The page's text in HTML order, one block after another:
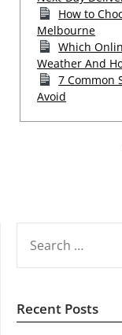
How to
Melbourne
Which
Weather And
7 Common
Avoid
FOR:
Recent Posts